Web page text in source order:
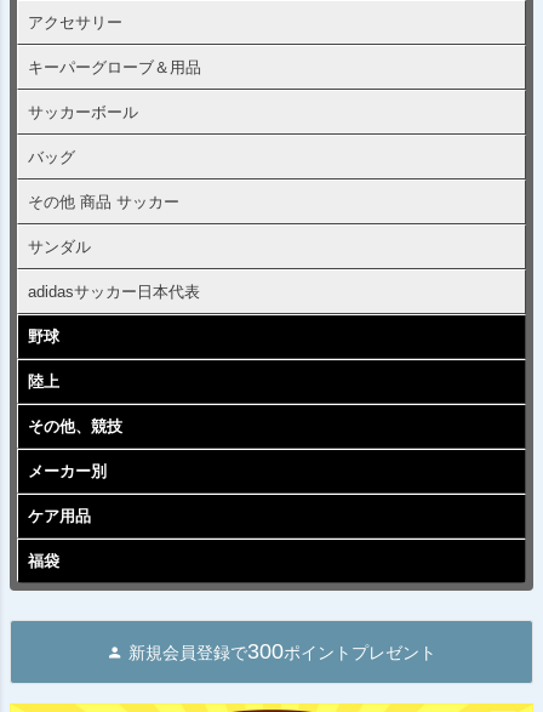
アクセサリー
キーパーグローブ＆用品
サッカーボール
バッグ
その他 商品 サッカー
サンダル
adidasサッカー日本代表
野球
陸上
その他、競技
メーカー別
ケア用品
福袋
新規会員登録で300ポイントプレゼント